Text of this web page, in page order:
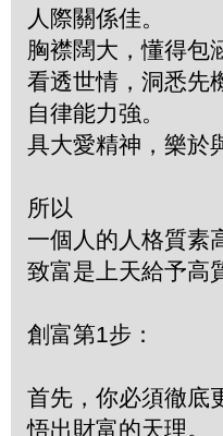
人際關係佳。
胸襟闊大，懂得包
看透世情，洞悉先
自律能力強。
具大愛精神，樂於
所以
一個人的人格質素
致富是上天給予高
創富第1步：
首先，你必須徹底
悟出財富的天理。